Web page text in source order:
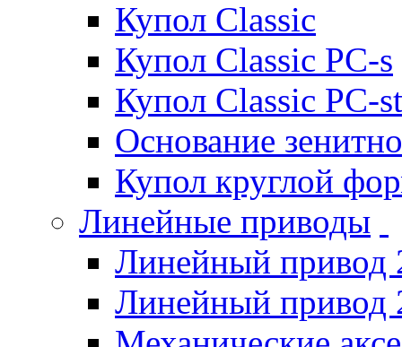
Купол Classic
Купол Classic PC-s
Купол Classic PC-st
Основание
Купол круглой
Линейные приводы
Линейный привод
Линейный привод